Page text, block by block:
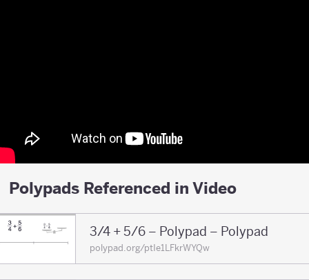
Polypads Referenced in Video
3/4 + 5/6 – Polypad – Polypad
polypad.org/ptIe1LFkrWYQw